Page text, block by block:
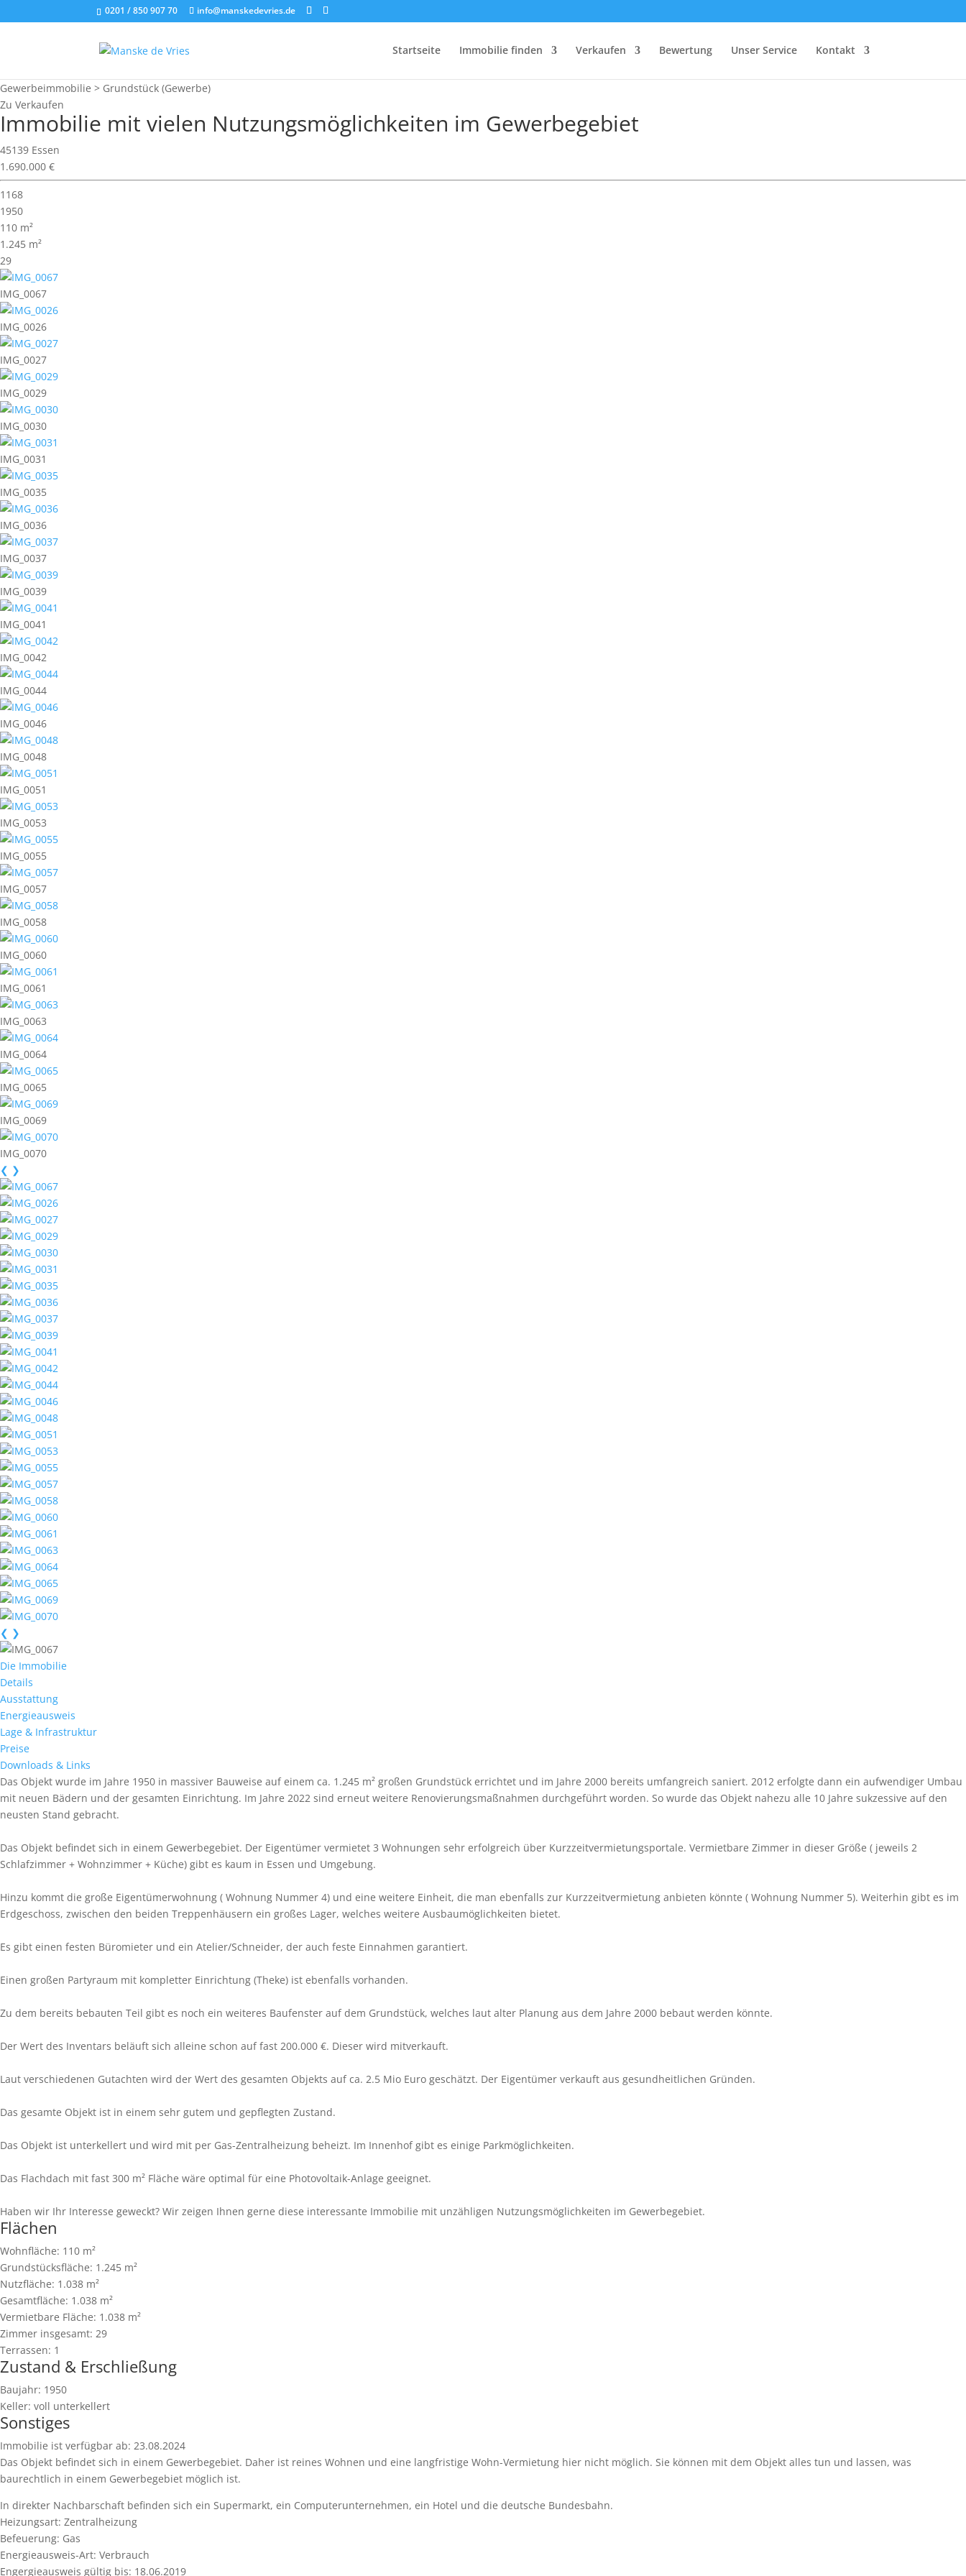
0201 / 850 907 70 info@manskedevries.de
Startseite Immobilie finden Verkaufen Bewertung Unser Service Kontakt
Gewerbeimmobilie > Grundstück (Gewerbe)
Zu Verkaufen
Immobilie mit vielen Nutzungsmöglichkeiten im Gewerbegebiet
45139 Essen
1.690.000 €
1168
1950
110 m²
1.245 m²
29
IMG_0067
IMG_0026
IMG_0027
IMG_0029
IMG_0030
IMG_0031
IMG_0035
IMG_0036
IMG_0037
IMG_0039
IMG_0041
IMG_0042
IMG_0044
IMG_0046
IMG_0048
IMG_0051
IMG_0053
IMG_0055
IMG_0057
IMG_0058
IMG_0060
IMG_0061
IMG_0063
IMG_0064
IMG_0065
IMG_0069
IMG_0070
❮ ❯
❮ ❯
Die Immobilie
Details
Ausstattung
Energieausweis
Lage & Infrastruktur
Preise
Downloads & Links
Das Objekt wurde im Jahre 1950 in massiver Bauweise auf einem ca. 1.245 m² großen Grundstück errichtet und im Jahre 2000 bereits umfangreich saniert. 2012 erfolgte dann ein aufwendiger Umbau
mit neuen Bädern und der gesamten Einrichtung. Im Jahre 2022 sind erneut weitere Renovierungsmaßnahmen durchgeführt worden. So wurde das Objekt nahezu alle 10 Jahre sukzessive auf den
neusten Stand gebracht.
Das Objekt befindet sich in einem Gewerbegebiet. Der Eigentümer vermietet 3 Wohnungen sehr erfolgreich über Kurzzeitvermietungsportale. Vermietbare Zimmer in dieser Größe ( jeweils 2
Schlafzimmer + Wohnzimmer + Küche) gibt es kaum in Essen und Umgebung.
Hinzu kommt die große Eigentümerwohnung ( Wohnung Nummer 4) und eine weitere Einheit, die man ebenfalls zur Kurzzeitvermietung anbieten könnte ( Wohnung Nummer 5). Weiterhin gibt es im
Erdgeschoss, zwischen den beiden Treppenhäusern ein großes Lager, welches weitere Ausbaumöglichkeiten bietet.
Es gibt einen festen Büromieter und ein Atelier/Schneider, der auch feste Einnahmen garantiert.
Einen großen Partyraum mit kompletter Einrichtung (Theke) ist ebenfalls vorhanden.
Zu dem bereits bebauten Teil gibt es noch ein weiteres Baufenster auf dem Grundstück, welches laut alter Planung aus dem Jahre 2000 bebaut werden könnte.
Der Wert des Inventars beläuft sich alleine schon auf fast 200.000 €. Dieser wird mitverkauft.
Laut verschiedenen Gutachten wird der Wert des gesamten Objekts auf ca. 2.5 Mio Euro geschätzt. Der Eigentümer verkauft aus gesundheitlichen Gründen.
Das gesamte Objekt ist in einem sehr gutem und gepflegten Zustand.
Das Objekt ist unterkellert und wird mit per Gas-Zentralheizung beheizt. Im Innenhof gibt es einige Parkmöglichkeiten.
Das Flachdach mit fast 300 m² Fläche wäre optimal für eine Photovoltaik-Anlage geeignet.
Haben wir Ihr Interesse geweckt? Wir zeigen Ihnen gerne diese interessante Immobilie mit unzähligen Nutzungsmöglichkeiten im Gewerbegebiet.
Flächen
Wohnfläche: 110 m²
Grundstücksfläche: 1.245 m²
Nutzfläche: 1.038 m²
Gesamtfläche: 1.038 m²
Vermietbare Fläche: 1.038 m²
Zimmer insgesamt: 29
Terrassen: 1
Zustand & Erschließung
Baujahr: 1950
Keller: voll unterkellert
Sonstiges
Immobilie ist verfügbar ab: 23.08.2024
Das Objekt befindet sich in einem Gewerbegebiet. Daher ist reines Wohnen und eine langfristige Wohn-Vermietung hier nicht möglich. Sie können mit dem Objekt alles tun und lassen, was
baurechtlich in einem Gewerbegebiet möglich ist.
In direkter Nachbarschaft befinden sich ein Supermarkt, ein Computerunternehmen, ein Hotel und die deutsche Bundesbahn.
Heizungsart: Zentralheizung
Befeuerung: Gas
Energieausweis-Art: Verbrauch
Engergieausweis gültig bis: 18.06.2019